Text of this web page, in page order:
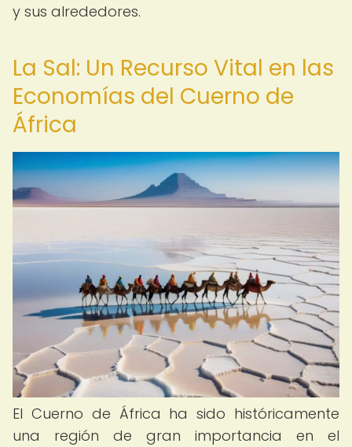
y sus alrededores.
La Sal: Un Recurso Vital en las
Economías del Cuerno de
África
El Cuerno de África ha sido históricamente
una región de gran importancia en el